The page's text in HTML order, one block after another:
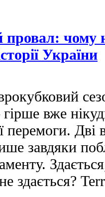
чому
України
вже
перемоги.
завдяки
здається?